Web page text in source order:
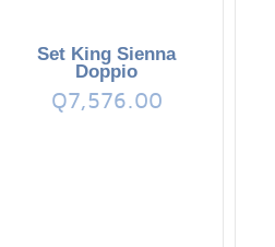
Set King Sienna
Doppio
Q7,576.00